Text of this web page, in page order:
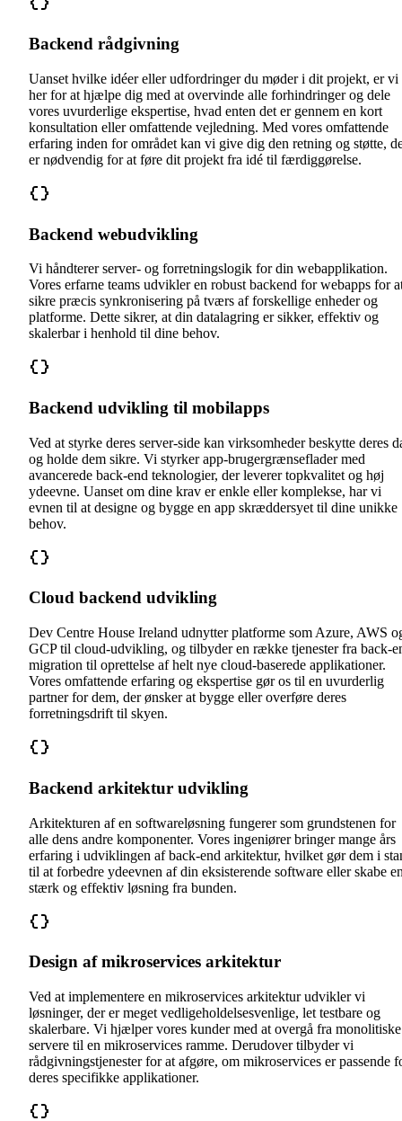
Backend rådgivning
Uanset hvilke idéer eller udfordringer du møder i dit projekt, er vi
her for at hjælpe dig med at overvinde alle forhindringer og dele
vores uvurderlige ekspertise, hvad enten det er gennem en kort
konsultation eller omfattende vejledning. Med vores omfattende
erfaring inden for området kan vi give dig den retning og støtte,
er nødvendig for at føre dit projekt fra idé til færdiggørelse.
Backend webudvikling
Vi håndterer server- og forretningslogik for din webapplikation.
Vores erfarne teams udvikler en robust backend for webapps for
sikre præcis synkronisering på tværs af forskellige enheder og
platforme. Dette sikrer, at din datalagring er sikker, effektiv og
skalerbar i henhold til dine behov.
Backend udvikling til mobilapps
Ved at styrke deres server-side kan virksomheder beskytte deres
og holde dem sikre. Vi styrker app-brugergrænseflader med
avancerede back-end teknologier, der leverer topkvalitet og høj
ydeevne. Uanset om dine krav er enkle eller komplekse, har vi
evnen til at designe og bygge en app skræddersyet til dine unikke
behov.
Cloud backend udvikling
Dev Centre House Ireland udnytter platforme som Azure, AWS
GCP til cloud-udvikling, og tilbyder en række tjenester fra back-
migration til oprettelse af helt nye cloud-baserede applikationer.
Vores omfattende erfaring og ekspertise gør os til en uvurderlig
partner for dem, der ønsker at bygge eller overføre deres
forretningsdrift til skyen.
Backend arkitektur udvikling
Arkitekturen af en softwareløsning fungerer som grundstenen for
alle dens andre komponenter. Vores ingeniører bringer mange års
erfaring i udviklingen af back-end arkitektur, hvilket gør dem i
til at forbedre ydeevnen af din eksisterende software eller skabe
stærk og effektiv løsning fra bunden.
Design af mikroservices arkitektur
Ved at implementere en mikroservices arkitektur udvikler vi
løsninger, der er meget vedligeholdelsesvenlige, let testbare og
skalerbare. Vi hjælper vores kunder med at overgå fra monolitiske
servere til en mikroservices ramme. Derudover tilbyder vi
rådgivningstjenester for at afgøre, om mikroservices er passende
deres specifikke applikationer.